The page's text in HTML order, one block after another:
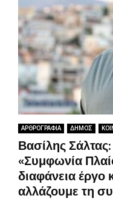
ΑΡΘΡΟΓΡΑΦΙΑ ΔΗΜΟΣ
Βασίλης
«Συμφωνία
διαφάνεια έργο
αλλάζουμε τη